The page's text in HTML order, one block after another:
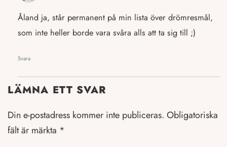
Åland ja, står permanent på min lista över drömresmål,
som inte heller borde vara svåra alls att ta sig till ;)
Svara
LÄMNA ETT SVAR
Din e-postadress kommer inte publiceras. Obligatoriska
fält är märkta *